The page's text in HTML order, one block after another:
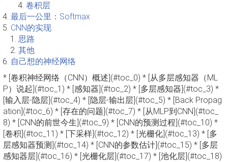
卷积层
最后一公里：Softmax
CNN的实现
思路
其他
自己想的神经网络
* [卷积神经网络（CNN）概述](#toc_0) * [从多层感知器（ML
P）说起](#toc_1) * [感知器](#toc_2) * [多层感知器](#toc_3) *
[输入层-隐层](#toc_4) * [隐层-输出层](#toc_5) * [Back Propag
ation](#toc_6) * [存在的问题](#toc_7) * [从MLP到CNN](#toc_
8) * [CNN的前世今生](#toc_9) * [CNN的预测过程](#toc_10) *
[卷积](#toc_11) * [下采样](#toc_12) * [光栅化](#toc_13) * [多
层感知器预测](#toc_14) * [CNN的参数估计](#toc_15) * [多层
感知器层](#toc_16) * [光栅化层](#toc_17) * [池化层](#toc_18)